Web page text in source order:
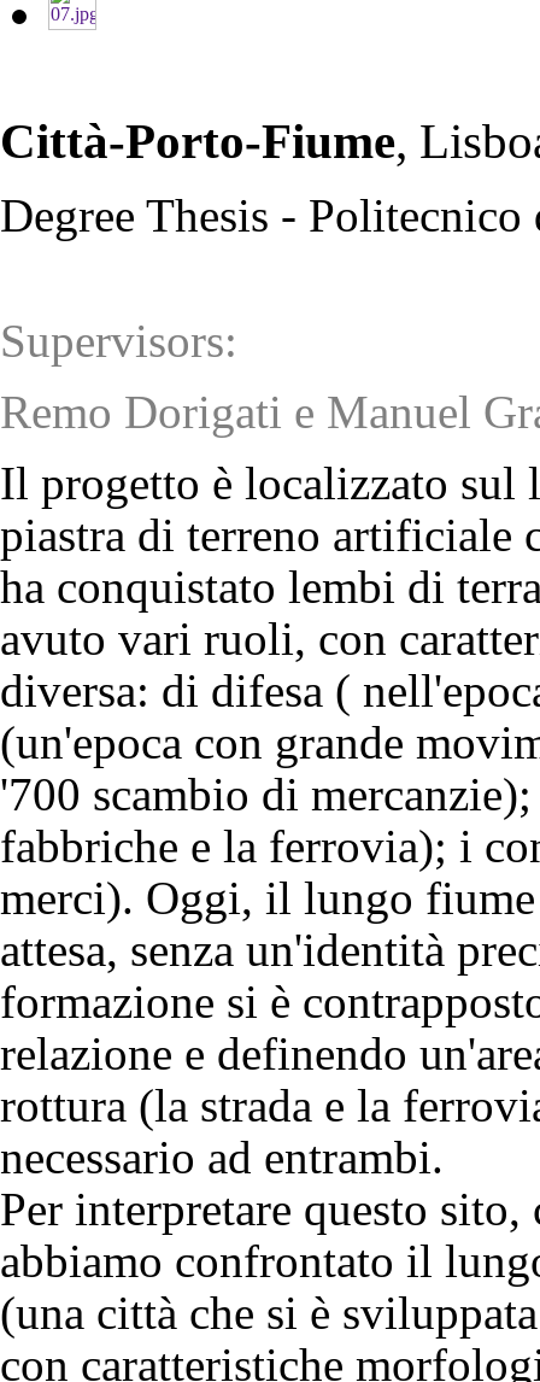
Città-Porto-Fiume,
Degree Thesis -
Supervisors:
Remo Dorigati e Manuel
Il progetto è localizzato
piastra di terreno artificiale
ha conquistato lembi di
avuto vari ruoli, con
diversa: di difesa (
(un'epoca con grande
'700 scambio di
fabbriche e la ferrovia); i
merci). Oggi, il lungo fiume
attesa, senza un'identità
formazione si è
relazione e definendo
rottura (la strada e la
necessario ad entrambi.
Per interpretare questo
abbiamo confrontato il
(una città che si è
con caratteristiche